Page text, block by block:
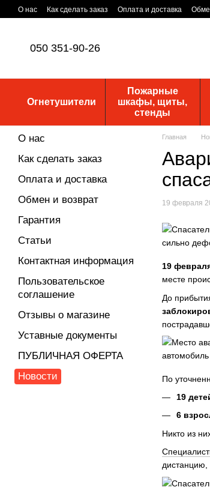
Перейти к основному контенту
О нас Как сделать заказ Оплата и доставка
050 351-90-26
Огнетушители
Пожарные
шкафы, щиты,
стенды
Главная
19 февраля
19
месте
До
По
19
6
Никто из
дистанцию,
О нас
Как сделать заказ
Оплата и доставка
Обмен и возврат
Гарантия
Статьи
Контактная информация
Пользовательское
соглашение
Отзывы о магазине
Уставные документы
ПУБЛИЧНАЯ ОФЕРТА
Новости